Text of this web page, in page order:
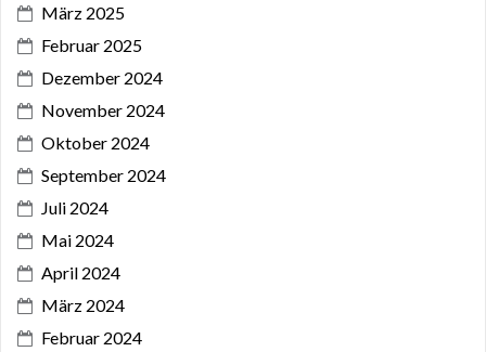
März 2025
Februar 2025
Dezember 2024
November 2024
Oktober 2024
September 2024
Juli 2024
Mai 2024
April 2024
März 2024
Februar 2024